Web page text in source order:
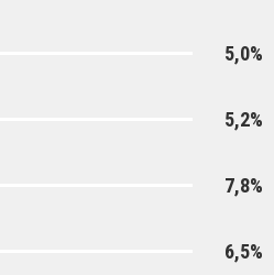
5,0%
5,2%
7,8%
6,5%